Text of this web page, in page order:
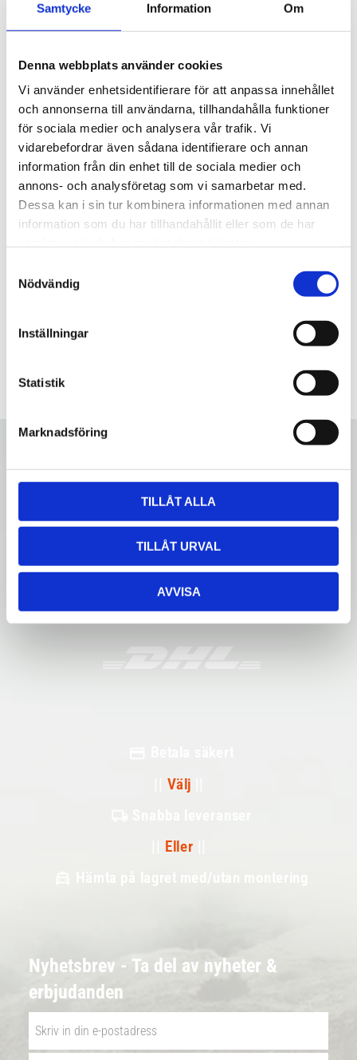
Samtycke Information Om
Denna webbplats använder cookies
Vi använder enhetsidentifierare för att anpassa innehållet
och annonserna till användarna, tillhandahålla funktioner
för sociala medier och analysera vår trafik. Vi
vidarebefordrar även sådana identifierare och annan
information från din enhet till de sociala medier och
annons- och analysföretag som vi samarbetar med.
Dessa kan i sin tur kombinera informationen med annan
information som du har tillhandahållit eller som de har
Nödvändig
Inställningar
Statistik
Marknadsföring
TILLÅT ALLA
TILLÅT URVAL
AVVISA
installation av tillbehör.
5 690 kr
Välj
Eller
Hämta på lagret med/utan montering
Nyhetsbrev - Ta del av nyheter &
erbjudanden